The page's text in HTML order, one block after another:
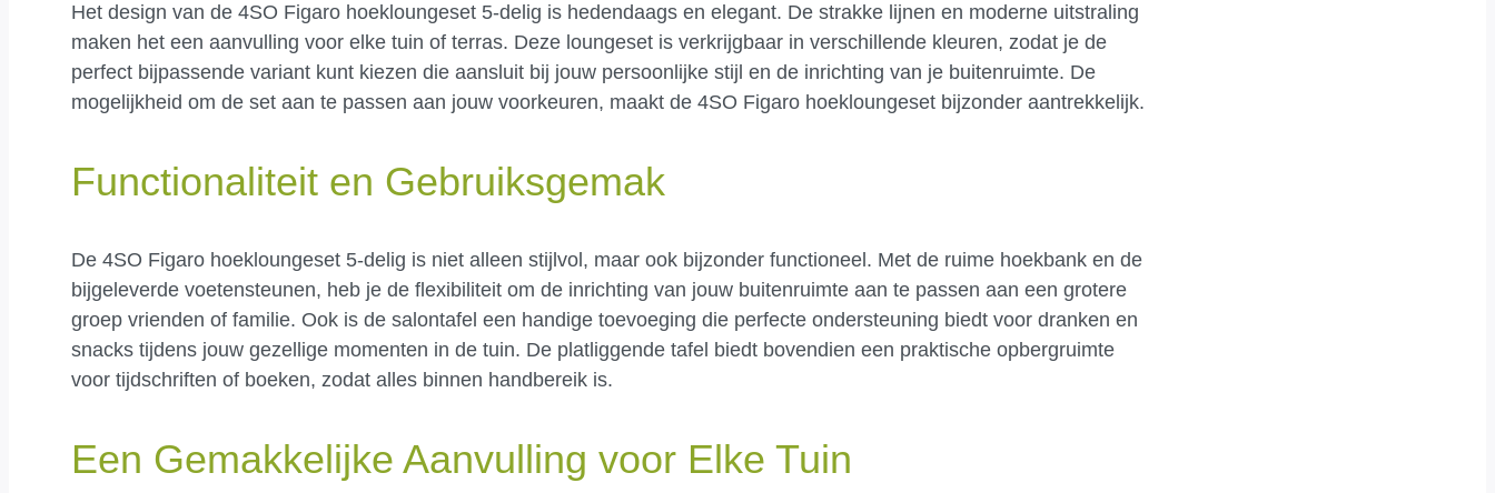
Het design van de 4SO Figaro hoekloungeset 5-delig is hedendaags en elegant. De strakke lijnen en moderne uitstraling
maken het een aanvulling voor elke tuin of terras. Deze loungeset is verkrijgbaar in verschillende kleuren, zodat je de
perfect bijpassende variant kunt kiezen die aansluit bij jouw persoonlijke stijl en de inrichting van je buitenruimte. De
mogelijkheid om de set aan te passen aan jouw voorkeuren, maakt de 4SO Figaro hoekloungeset bijzonder aantrekkelijk.
Functionaliteit en Gebruiksgemak
De 4SO Figaro hoekloungeset 5-delig is niet alleen stijlvol, maar ook bijzonder functioneel. Met de ruime hoekbank en de
bijgeleverde voetensteunen, heb je de flexibiliteit om de inrichting van jouw buitenruimte aan te passen aan een grotere
groep vrienden of familie. Ook is de salontafel een handige toevoeging die perfecte ondersteuning biedt voor dranken en
snacks tijdens jouw gezellige momenten in de tuin. De platliggende tafel biedt bovendien een praktische opbergruimte
voor tijdschriften of boeken, zodat alles binnen handbereik is.
Een Gemakkelijke Aanvulling voor Elke Tuin